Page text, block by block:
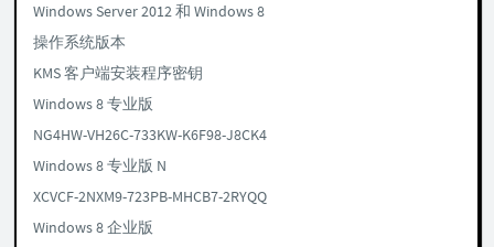
Windows Server 2012 和 Windows 8
操作系统版本
KMS 客户端安装程序密钥
Windows 8 专业版
NG4HW-VH26C-733KW-K6F98-J8CK4
Windows 8 专业版 N
XCVCF-2NXM9-723PB-MHCB7-2RYQQ
Windows 8 企业版